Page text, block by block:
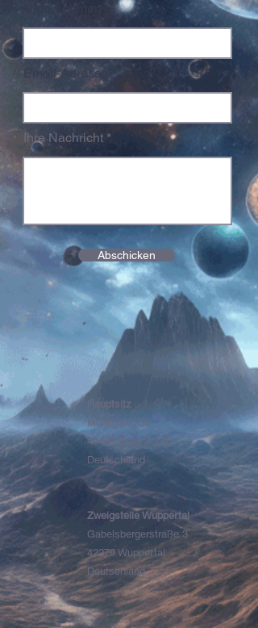
Unternehmen
Email-Adresse
Ihre Nachricht
Abschicken
Hauptsitz
Mühligweg 30
40468 Düsseldorf
Deutschland
Zweigstelle Wuppertal
Gabelsbergerstraße 3
42279 Wuppertal
Deutschland